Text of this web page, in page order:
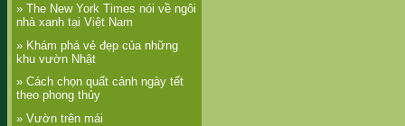
» The New York Times nói về ngôi
nhà xanh tại Việt Nam
» Khám phá vẻ đẹp của những
khu vườn Nhật
» Cách chọn quất cảnh ngày tết
theo phong thủy
» Vườn trên mái